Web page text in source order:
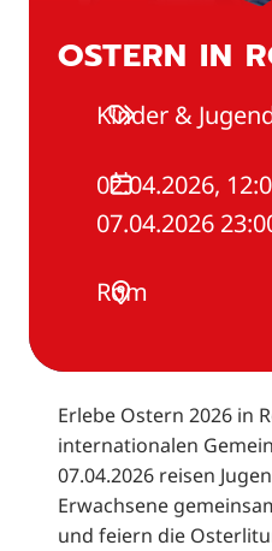
OSTERN IN
Kinder &
02.04.2026,
07.04.2026
Rom
Erlebe Ostern 2026 in
internationalen
07.04.2026 reisen
Erwachsene
und feiern die